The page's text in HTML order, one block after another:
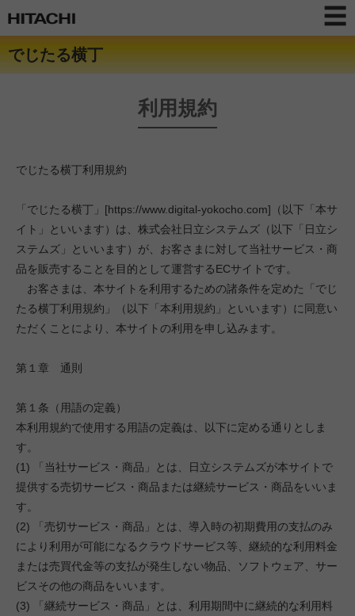
でじたる横丁
利用規約
でじたる横丁利用規約
「でじたる横丁」[https://www.digital-yokocho.com]（以下「本サ
イト」といいます）は、株式会社日立システムズ（以下「日立シ
ステムズ」といいます）が、お客さまに対して当社サービス・商
品を販売することを目的として運営するECサイトです。
お客さまは、本サイトを利用するための諸条件を定めた「でじ
たる横丁利用規約」（以下「本利用規約」といいます）に同意い
ただくことにより、本サイトの利用を申し込みます。
第１章 通則
第１条（用語の定義）
本利用規約で使用する用語の定義は、以下に定める通りとしま
す。
(1) 「当社サービス・商品」とは、日立システムズが本サイトで
提供する売切サービス・商品または継続サービス・商品をいいま
す。
(2) 「売切サービス・商品」とは、導入時の初期費用の支払のみ
により利用が可能になるクラウドサービス等、継続的な利用料金
または売買代金等の支払が発生しない物品、ソフトウェア、サー
ビスその他の商品をいいます。
(3) 「継続サービス・商品」とは、利用期間中に継続的な利用料